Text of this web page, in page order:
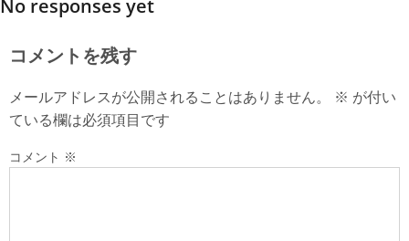
No responses yet
コメントを残す
メールアドレスが公開されることはありません。 ※ が付い
ている欄は必須項目です
コメント ※